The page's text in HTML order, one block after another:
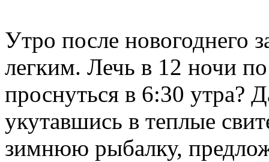
Утро после новогоднего
легким. Лечь в 12 ночи
проснуться в 6:30 утра?
укутавшись в теплые
зимнюю рыбалку,